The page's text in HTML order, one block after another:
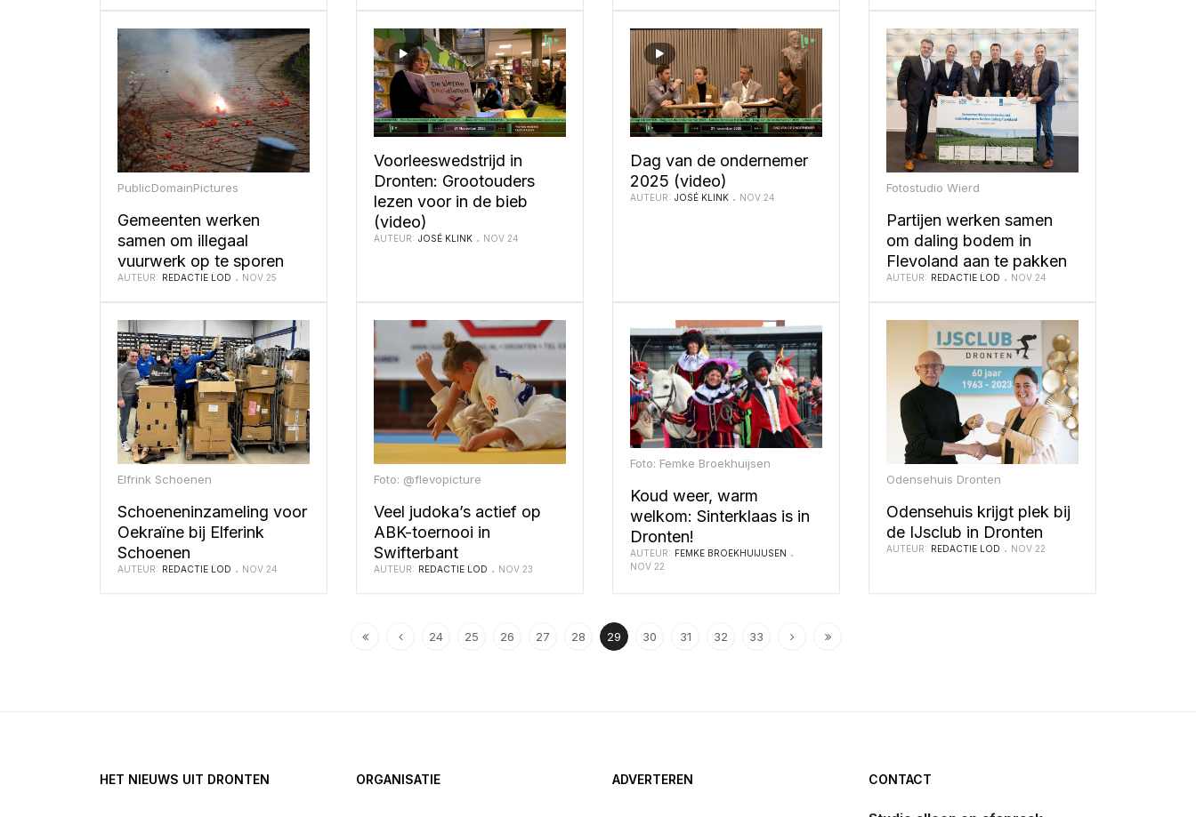
PublicDomainPictures
Gemeenten werken
samen om illegaal
vuurwerk op te sporen
AUTEUR: REDACTIE LOD NOV 25
Voorleeswedstrijd in
Dronten: Grootouders
lezen voor in de bieb
(video)
AUTEUR: JOSÉ KLINK NOV 24
Dag van de ondernemer
2025 (video)
AUTEUR: JOSÉ KLINK NOV 24
Fotostudio Wierd
Partijen werken samen
om daling bodem in
Flevoland aan te pakken
AUTEUR: REDACTIE LOD NOV 24
Elfrink Schoenen
Schoeneninzameling voor
Oekraïne bij Elferink
Schoenen
AUTEUR: REDACTIE LOD NOV 24
Foto: @flevopicture
Veel judoka’s actief op
ABK-toernooi in
Swifterbant
AUTEUR: REDACTIE LOD NOV 23
Foto: Femke Broekhuijsen
Koud weer, warm
welkom: Sinterklaas is in
Dronten!
AUTEUR: FEMKE BROEKHUIJUSEN
NOV 22
Odensehuis Dronten
Odensehuis krijgt plek bij
de IJsclub in Dronten
AUTEUR: REDACTIE LOD NOV 22
24 25 26 27 28 29 30 31 32 33
HET NIEUWS UIT DRONTEN ORGANISATIE ADVERTEREN CONTACT